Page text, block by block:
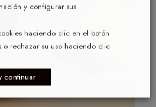
y configurar sus
haciendo clic en el botón
rechazar su uso haciendo clic
continuar